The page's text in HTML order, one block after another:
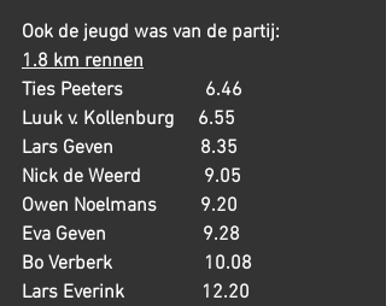
Ook de jeugd was van de partij:
1.8 km rennen
Ties Peeters                 6.46
Luuk v. Kollenburg     6.55
Lars Geven                  8.35
Nick de Weerd             9.05
Owen Noelmans         9.20
Eva Geven                    9.28
Bo Verberk                   10.08
Lars Everink                12.20